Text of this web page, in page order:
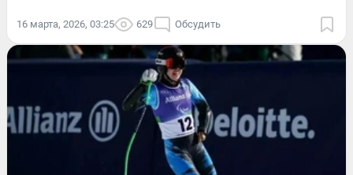
16 марта, 2026, 03:25 629 Обсудить